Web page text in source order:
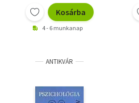
Kosárba
4 - 6 munkanap
ANTIKVÁR